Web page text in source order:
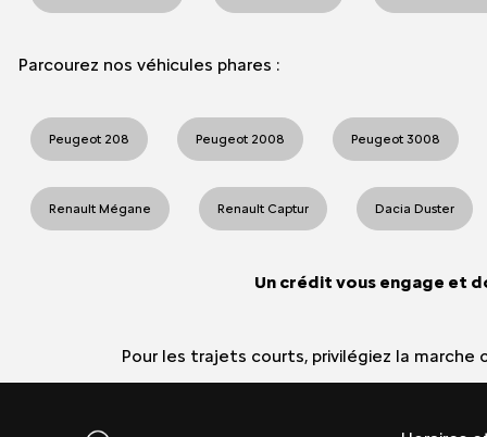
Parcourez nos véhicules phares :
Peugeot 208 Peugeot 2008 Peugeot 3008
Renault Mégane Renault Captur Dacia Duster
Un crédit vous engage et
Pour les trajets courts, privilégiez la marche